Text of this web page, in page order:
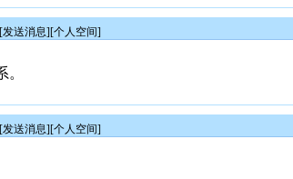
发送消息][个人空间]
发送消息][个人空间]